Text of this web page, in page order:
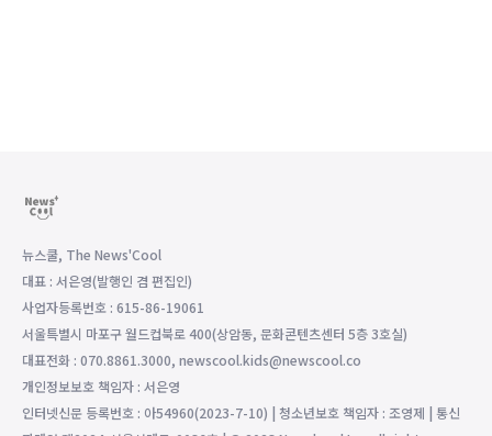
뉴스쿨, The News'Cool
대표 : 서은영(발행인 겸 편집인)
사업자등록번호 : 615-86-19061
서울특별시 마포구 월드컵북로 400(상암동, 문화콘텐츠센터 5층 3호실)
대표전화 : 070.8861.3000, newscool.kids@newscool.co
개인정보보호 책임자 : 서은영
인터넷신문 등록번호 : 아54960(2023-7-10) | 청소년보호 책임자 : 조영제 | 통신